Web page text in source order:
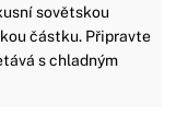
sovětskou
částku. Připravte
s chladným